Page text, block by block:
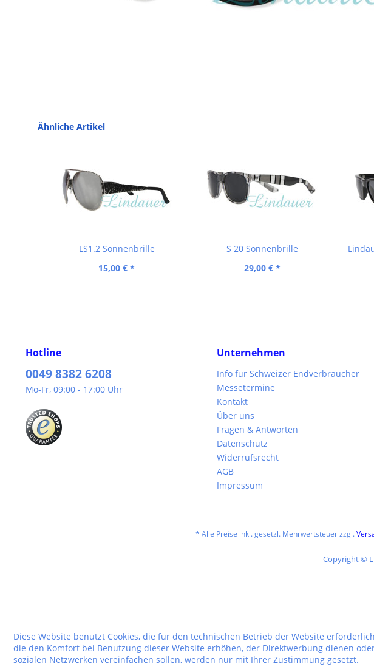
Ähnliche Artikel
LS1.2 Sonnenbrille
15,00 € *
S 20 Sonnenbrille
29,00 € *
Hotline
0049 8382 6208
Mo-Fr, 09:00 - 17:00 Uhr
Unternehmen
Info für Schweizer Endverbraucher
Messetermine
Kontakt
Über uns
Fragen & Antworten
Datenschutz
Widerrufsrecht
AGB
Impressum
* Alle Preise inkl. gesetzl. Mehrwertsteuer zzgl.
Copyright ©
Diese Website benutzt Cookies, die für den technischen Betrieb der Website
die den Komfort bei Benutzung dieser Website erhöhen, der Direktwerbung dienen
sozialen Netzwerken vereinfachen sollen, werden nur mit Ihrer Zustimmung gesetzt.